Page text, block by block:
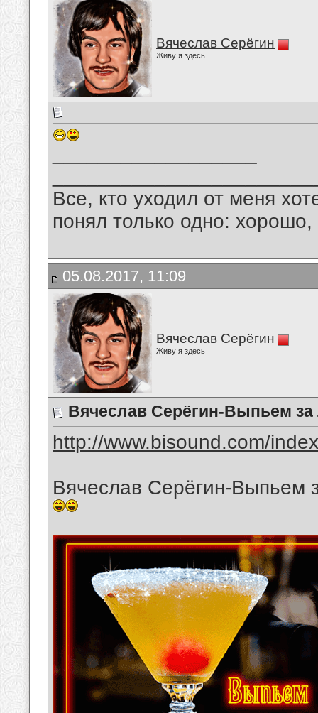
Вячеслав Серёгин
Живу я здесь
Все, кто уходил от меня
понял только одно:
05.08.2017, 11:09
Вячеслав Серёгин
Живу я здесь
Вячеслав Серёгин-Выпьем
http://www.bisound.com/
Вячеслав Серёгин-Выпьем